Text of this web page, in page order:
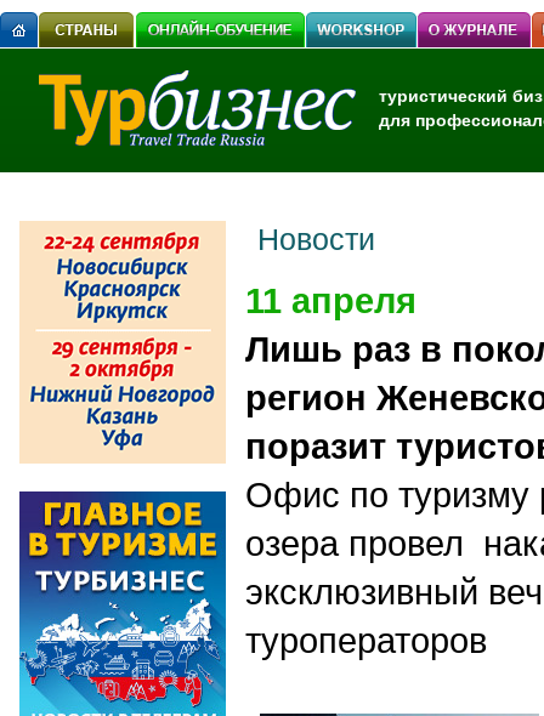
туристический
для
Новости
11 апреля
Лишь раз в
регион
поразит
Офис по туризму
озера провел
эксклюзивный
туроператоров